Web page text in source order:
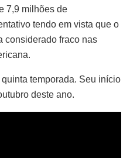
7,9 milhões de
tendo em vista que o
considerado fraco nas
temporada. Seu início
deste ano.